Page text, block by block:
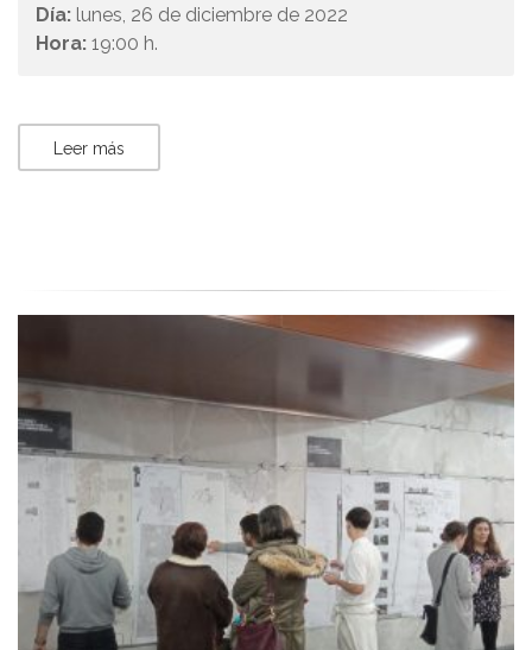
Día: lunes, 26 de diciembre de 2022
Hora: 19:00 h.
Leer más